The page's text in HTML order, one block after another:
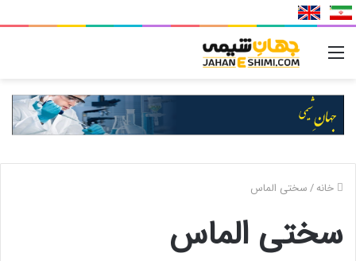
خانه/سختی الماس
سختی الماس